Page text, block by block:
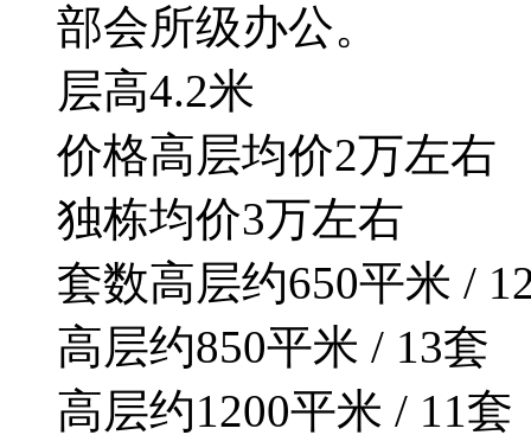
部会所级办公。
层高4.2米
价格高层均价2万左右
独栋均价3万左右
套数高层约650平米 /
高层约850平米 / 13套
高层约1200平米 / 11套